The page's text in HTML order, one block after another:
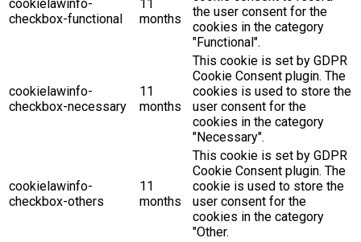
cookielawinfo-
checkbox-functional
11
months
the user consent for the
cookies in the category
"Functional".
cookielawinfo-
checkbox-necessary
11
months
This cookie is set by GDPR
Cookie Consent plugin. The
cookies is used to store the
user consent for the
cookies in the category
"Necessary".
cookielawinfo-
checkbox-others
11
months
This cookie is set by GDPR
Cookie Consent plugin. The
cookie is used to store the
user consent for the
cookies in the category
"Other.